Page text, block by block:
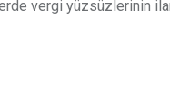
vergi yüzsüzlerinin